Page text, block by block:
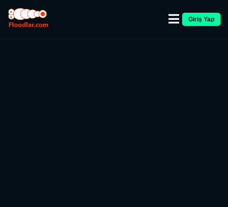
Giriş Yap